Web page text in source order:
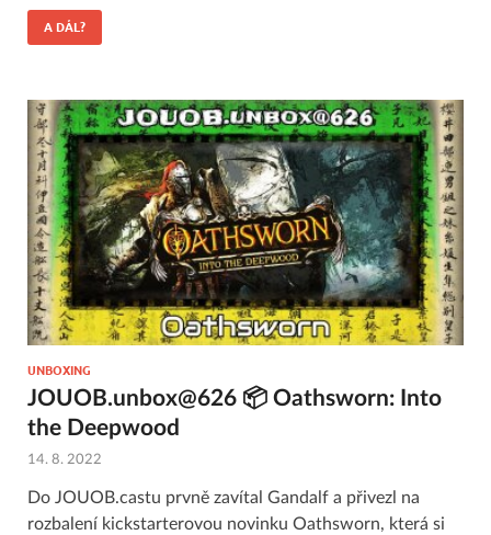
A DÁL?
UNBOXING
JOUOB.unbox@626 📦 Oathsworn: Into
the Deepwood
14. 8. 2022
Do JOUOB.castu prvně zavítal Gandalf a přivezl na
rozbalení kickstarterovou novinku Oathsworn, která si